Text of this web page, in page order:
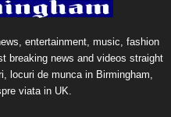
entertainment, music, fashion
breaking news and videos straight
locuri de munca in Birmingham,
viata in UK.